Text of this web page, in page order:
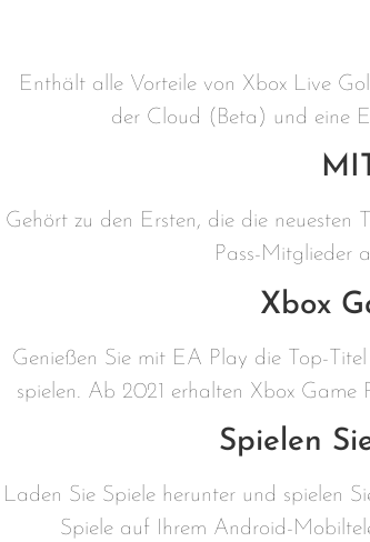
Enthält alle Vorteile von Xbox Live
der Cloud (Beta) und eine
Gehört zu den Ersten, die die neuesten
Pass-Mitglieder
Xbox
Genießen Sie mit EA Play die Top-
spielen. Ab 2021 erhalten Xbox
Spielen
Laden Sie Spiele herunter und spielen
Spiele auf Ihrem Android-